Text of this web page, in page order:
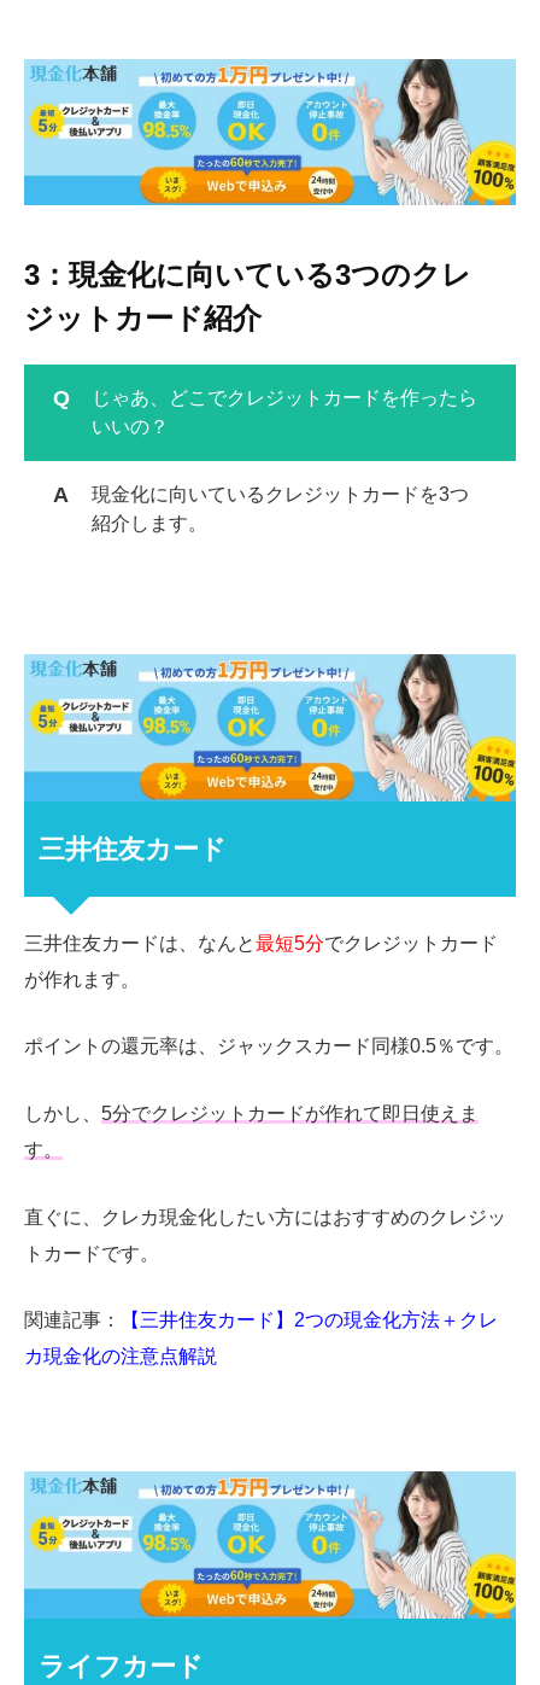
3：現金化に向いている3つのクレ
ジットカード紹介
じゃあ、どこでクレジットカードを作ったら
いいの？
現金化に向いているクレジットカードを3つ
紹介します。
三井住友カード
三井住友カードは、なんと最短5分でクレジットカード
が作れます。
ポイントの還元率は、ジャックスカード同様0.5％です。
しかし、 5分でクレジットカードが作れて即日使えま
す。
直ぐに、クレカ現金化したい方にはおすすめのクレジッ
トカードです。
関連記事：
【三井住友カード】2つの現金化方法＋クレ
カ現金化の注意点解説
ライフカード